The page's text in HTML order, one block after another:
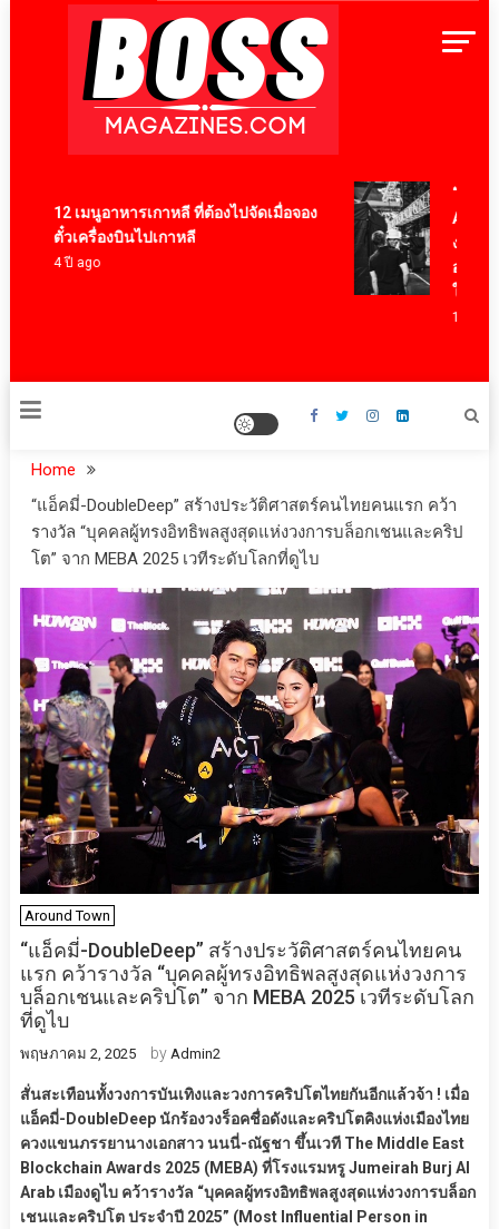
12 เมนูอาหารเกาหลี ที่ต้องไปจัดเมื่อจอง
ตั๋วเครื่องบินไปเกาหลี
4 ปี ago
“Oasis:
Anger”
งวงร็อค
อย่าง
ใหญ่
15 ชั่วโมง
Home
“แอ็คมี่-DoubleDeep” สร้างประวัติศาสตร์คนไทยคนแรก คว้า
รางวัล “บุคคลผู้ทรงอิทธิพลสูงสุดแห่งวงการบล็อกเชนและคริป
โต” จาก MEBA 2025 เวทีระดับโลกที่ดูไบ
Around Town
“แอ็คมี่-DoubleDeep” สร้างประวัติศาสตร์คนไทยคน
แรก คว้ารางวัล “บุคคลผู้ทรงอิทธิพลสูงสุดแห่งวงการ
บล็อกเชนและคริปโต” จาก MEBA 2025 เวทีระดับโลก
ที่ดูไบ
พฤษภาคม 2, 2025 by Admin2
สั่นสะเทือนทั้งวงการบันเทิงและวงการคริปโตไทยกันอีกแล้วจ้า ! เมื่อ
แอ็คมี่-DoubleDeep นักร้องวงร็อคชื่อดังและคริปโตคิงแห่งเมืองไทย
ควงแขนภรรยานางเอกสาว นนนี่-ณัฐชา ขึ้นเวที The Middle East
Blockchain Awards 2025 (MEBA) ที่โรงแรมหรู Jumeirah Burj Al
Arab เมืองดูไบ คว้ารางวัล “บุคคลผู้ทรงอิทธิพลสูงสุดแห่งวงการบล็อก
เชนและคริปโต ประจำปี 2025” (Most Influential Person in